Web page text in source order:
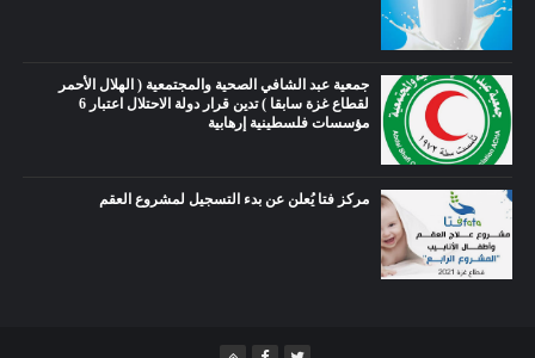
جمعية عبد الشافي الصحية والمجتمعية ( الهلال الأحمر
لقطاع غزة سابقا ) تدين قرار دولة الاحتلال اعتبار 6
مؤسسات فلسطينية إرهابية
مركز فتا يُعلن عن بدء التسجيل لمشروع العقم